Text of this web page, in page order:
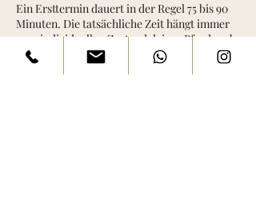
Ein Ersttermin dauert in der Regel 75 bis 90
Minuten. Die tatsächliche Zeit hängt immer
vom individuellen Zustand deines Pferdes ab
– schließlich soll dein Tier die Ruhe und
Aufmerksamkeit bekommen, die es benötigt.